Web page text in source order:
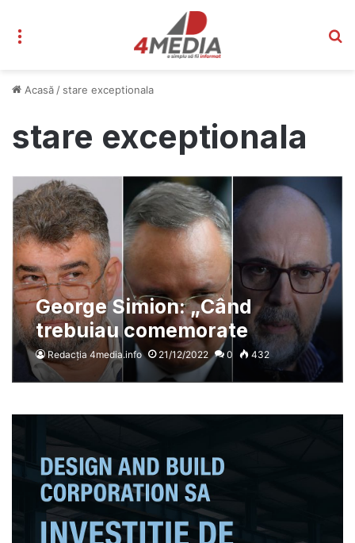
Acasă / stare exceptionala
stare exceptionala
George Simion: „Când
trebuiau comemorate
victimele Revoluției, PSD și
PNL au votat mărirea
Redacția 4media.info 21/12/2022 0 432